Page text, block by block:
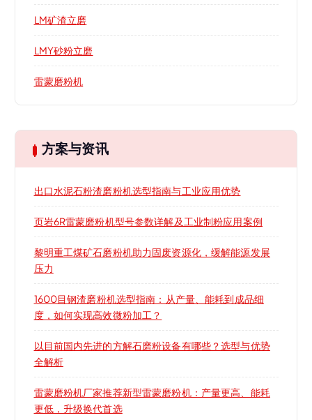
LM矿渣立磨
LMY砂粉立磨
雷蒙磨粉机
方案与资讯
出口水泥石粉渣磨粉机选型指南与工业应用优势
页岩6R雷蒙磨粉机型号参数详解及工业制粉应用案例
黎明重工煤矿石磨粉机助力固废资源化，缓解能源发展
压力
1600目钢渣磨粉机选型指南：从产量、能耗到成品细
度，如何实现高效微粉加工？
以目前国内先进的方解石磨粉设备有哪些？选型与优势
全解析
雷蒙磨粉机厂家推荐新型雷蒙磨粉机：产量更高、能耗
更低，升级换代首选